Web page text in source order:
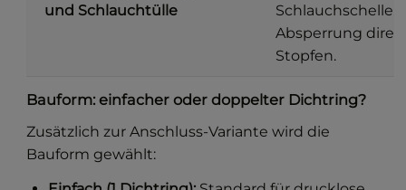
und Schlauchtülle
Schlauchschelle,
Absperrung
Stopfen.
Bauform: einfacher oder doppelter Dichtring?
Zusätzlich zur Anschluss-Variante wird die
Bauform gewählt: